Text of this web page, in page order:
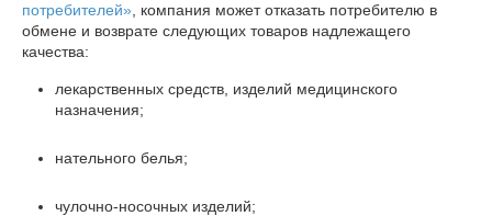
потребителей» , компания может отказать потребителю в
обмене и возврате следующих товаров надлежащего
качества:
лекарственных средств, изделий медицинского
назначения;
нательного белья;
чулочно-носочных изделий;